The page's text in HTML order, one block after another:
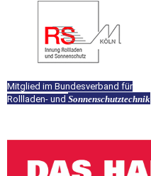
Mitglied im Bun­des­ver­band für
Rollladen- und Son­nen­schutz­tech­nik